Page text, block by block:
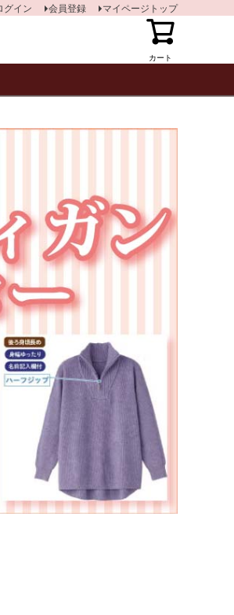
カート
グイン 会員登録 マイページトップ